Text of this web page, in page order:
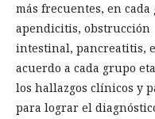
más frecuentes, en
apendicitis, obstrucción
intestinal, pancreatitis,
acuerdo a cada grupo
los hallazgos clínicos y
para lograr el